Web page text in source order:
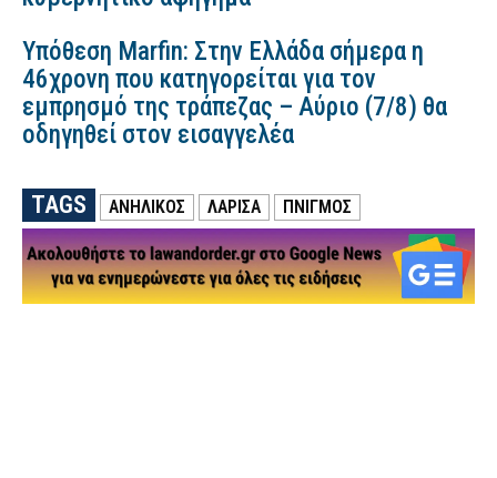
Υπόθεση Marfin: Στην Ελλάδα σήμερα η
46χρονη που κατηγορείται για τον
εμπρησμό της τράπεζας – Αύριο (7/8) θα
οδηγηθεί στον εισαγγελέα
TAGS ΑΝΗΛΙΚΟΣ ΛΑΡΙΣΑ ΠΝΙΓΜΟΣ